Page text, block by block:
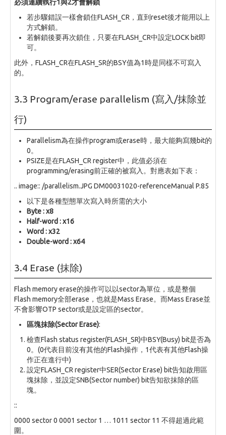
必須連續執行1與2才會解鎖
若步驟錯誤一樣會鎖住FLASH_CR，直到reset後才能用以上
方式解鎖。
若解鎖後要再次鎖住，只要在FLASH_CR中設定LOCK bit即
可。
此外，FLASH_CR在FLASH_SR的BSY值為1時是同樣不可寫入
的。
3.3 Program/erase parallelism (寫入/抹除並
行)
Parallelism為在操作program或erase時，最大能夠寫幾bit的
0。
PSIZE是在FLASH_CR register中，此值必須在
programming/erasing前正確的被寫入。對應表如下表：
.. image:: /parallelism.JPG DM00031020-referenceManual P.85
以下是各種型態單次寫入時所需的大小
Byte : x8
Half-word : x16
Word : x32
Double-word : x64
3.4 Erase (抹除)
Flash memory erase的操作可以以sector為單位，或是整個
Flash memory全部erase，也就是Mass Erase。而Mass Erase並
不會影響OTP sector或是設定區的sector。
區塊抹除(Sector Erase):
檢查Flash status register(FLASH_SR)中BSY(Busy) bit是否為
0。(0代表目前沒有其他的Flash操作，1代表有其他Flash操
作正在進行中)
設定FLASH_CR register中SER(Sector Erase) bit告知啟用區
塊抹除，並設定SNB(Sector number) bit告知欲抹除的區
塊。
::
0000 sector 0 0001 sector 1 … 1011 sector 11 不得超過此範
圍。